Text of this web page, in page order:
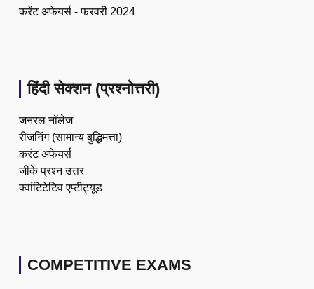
करेंट अफेयर्स - फरवरी 2024
हिंदी सेक्शन (प्रश्नोत्तरी)
जनरल नॉलेज
रीजनिंग (सामान्य बुद्धिमत्ता)
करंट अफेयर्स
जीके प्रश्न उत्तर
क्वांटिटेटिव एप्टीट्यूड
COMPETITIVE EXAMS